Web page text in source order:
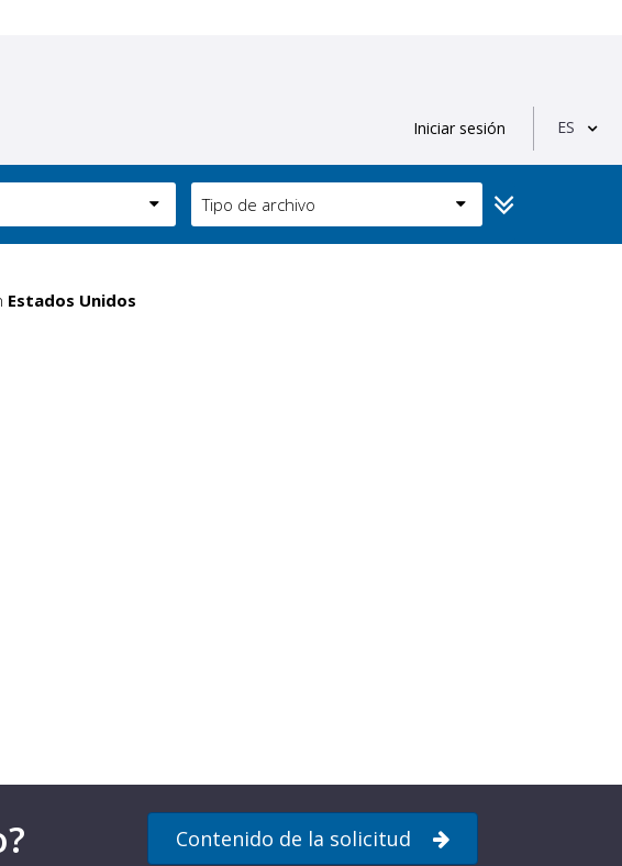
Iniciar sesión ES
Tipo de archivo
Estados Unidos
Contenido de la solicitud